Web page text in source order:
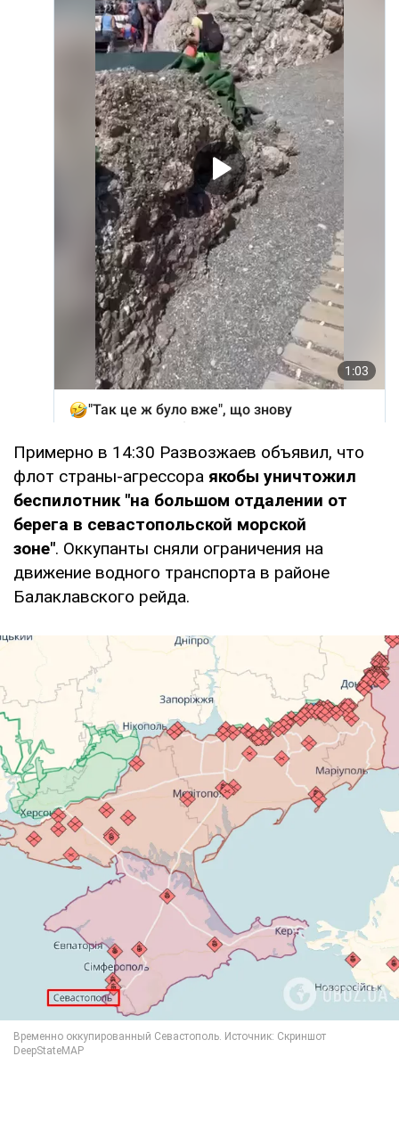
Примерно в 14:30 Развозжаев объявил, что
флот страны-агрессора якобы уничтожил
беспилотник "на большом отдалении от
берега в севастопольской морской
зоне". Оккупанты сняли ограничения на
движение водного транспорта в районе
Балаклавского рейда.